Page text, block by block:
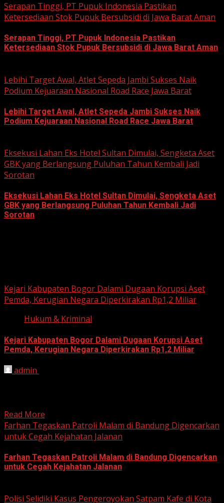
Serapan Tinggi, PT Pupuk Indonesia Pastikan
Ketersediaan Stok Pupuk Bersubsidi di Jawa Barat Aman
Serapan Tinggi, PT Pupuk Indonesia Pastikan
Ketersediaan Stok Pupuk Bersubsidi di Jawa Barat Aman
Lebihi Target Awal, Atlet Sepeda Jambi Sukses Naik
Podium Kejuaraan Nasional Road Race Jawa Barat
Lebihi Target Awal, Atlet Sepeda Jambi Sukses Naik
Podium Kejuaraan Nasional Road Race Jawa Barat
Eksekusi Lahan Eks Hotel Sultan Dimulai, Sengketa Aset
GBK yang Berlangsung Puluhan Tahun Kembali Jadi
Sorotan
Eksekusi Lahan Eks Hotel Sultan Dimulai, Sengketa Aset
GBK yang Berlangsung Puluhan Tahun Kembali Jadi
Sorotan
Kejari Kabupaten Bogor Dalami Dugaan Korupsi Aset
Pemda, Kerugian Negara Diperkirakan Rp1,2 Miliar
Hukum & Kriminal
Kejari Kabupaten Bogor Dalami Dugaan Korupsi Aset
Pemda, Kerugian Negara Diperkirakan Rp1,2 Miliar
admin
Read More
Farhan Tegaskan Patroli Malam di Bandung Digencarkan
untuk Cegah Kejahatan Jalanan
Farhan Tegaskan Patroli Malam di Bandung Digencarkan
untuk Cegah Kejahatan Jalanan
Polisi Selidiki Kasus Pengeroyokan Satpam Kafe di Kota